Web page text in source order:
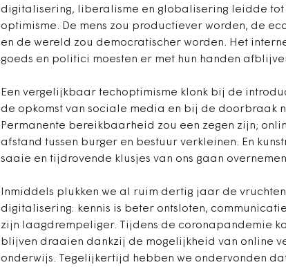
digitalisering, liberalisme en globalisering leidde tot
optimisme. De mens zou productiever worden, de
en de wereld zou democratischer worden. Het
goeds en politici moesten er met hun handen
Een vergelijkbaar techoptimisme klonk bij de
de opkomst van sociale media en bij de doorbraak
Permanente bereikbaarheid zou een zegen zijn;
afstand tussen burger en bestuur verkleinen. En
saaie en tijdrovende klusjes van ons gaan
Inmiddels plukken we al ruim dertig jaar de
digitalisering: kennis is beter ontsloten,
zijn laagdrempeliger. Tijdens de coronapandemie
blijven draaien dankzij de mogelijkheid van online
onderwijs. Tegelijkertijd hebben we ondervonden